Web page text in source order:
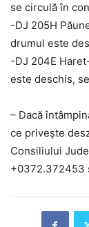
se circulă în
-DJ 205H
drumul este
-DJ 204E
este deschis,
– Dacă
ce privește
Consiliului
+0372.372453